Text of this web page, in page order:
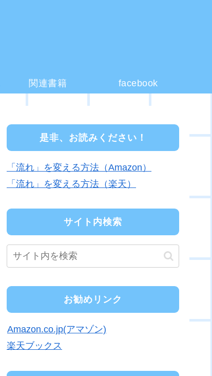
関連書籍 facebook
是非、お読みください！
「流れ」を変える方法（Amazon）
「流れ」を変える方法（楽天）
サイト内検索
お勧めリンク
Amazon.co.jp(アマゾン)
楽天ブックス